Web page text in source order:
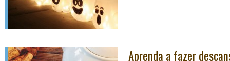
Aprenda a fazer